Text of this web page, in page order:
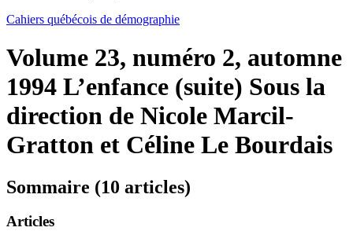
Cahiers québécois de démographie
Volume 23, numéro 2, automne
1994 L’enfance (suite) Sous la
direction de Nicole Marcil-
Gratton et Céline Le Bourdais
Sommaire (10 articles)
Articles